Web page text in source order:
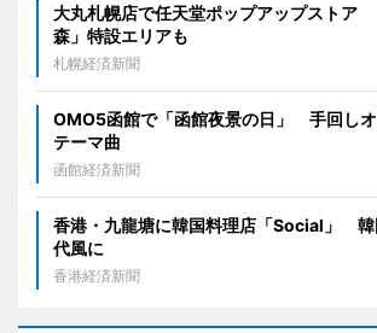
大丸札幌店で任天堂ポップアップストア
森」特設エリアも
札幌経済新聞
OMO5函館で「函館夜景の日」 手回し
テーマ曲
函館経済新聞
香港・九龍塘に韓国料理店「Social」 韓
代風に
香港経済新聞